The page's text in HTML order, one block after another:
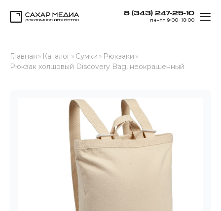
8 (343) 247-25-10
пн–пт 9:00–18:00
Главная » Каталог» Сумки » Рюкзаки »
Рюкзак холщовый Discovery Bag, неокрашенный